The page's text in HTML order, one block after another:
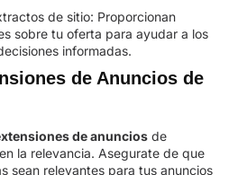
de sitio: Proporcionan
sobre tu oferta para ayudar a los
informadas.
de Anuncios de
de anuncios de
la relevancia. Asegurate de que
sean relevantes para tus anuncios